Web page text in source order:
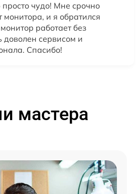
просто чудо! Мне срочно
и я обратился
работает без
сервисом и
Спасибо!
мастера